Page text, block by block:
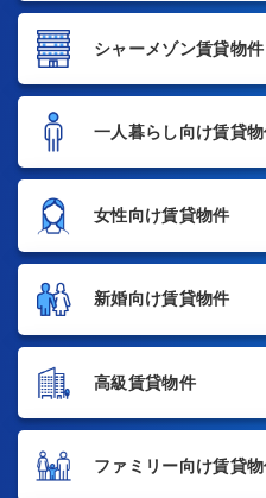
シャーメゾン賃貸物件
一人暮らし向け賃貸
女性向け賃貸物件
新婚向け賃貸物件
高級賃貸物件
ファミリー向け賃貸